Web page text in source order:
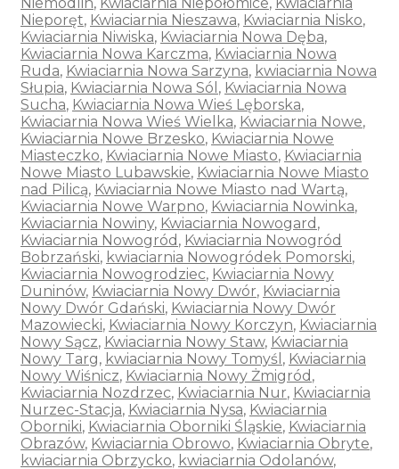
Nieporęt, Kwiaciarnia Nieszawa, Kwiaciarnia Nisko,
Kwiaciarnia Niwiska, Kwiaciarnia Nowa Dęba,
Kwiaciarnia Nowa Karczma, Kwiaciarnia Nowa
Ruda, Kwiaciarnia Nowa Sarzyna, kwiaciarnia Nowa
Słupia, Kwiaciarnia Nowa Sól , Kwiaciarnia Nowa
Sucha, Kwiaciarnia Nowa Wieś Lęborska,
Kwiaciarnia Nowa Wieś Wielka, Kwiaciarnia Nowe,
Kwiaciarnia Nowe Brzesko, Kwiaciarnia Nowe
Miasteczko, Kwiaciarnia Nowe Miasto, Kwiaciarnia
Nowe Miasto Lubawskie, Kwiaciarnia Nowe Miasto
nad Pilicą, Kwiaciarnia Nowe Miasto nad Wartą,
Kwiaciarnia Nowe Warpno, Kwiaciarnia Nowinka,
Kwiaciarnia Nowiny, Kwiaciarnia Nowogard ,
Kwiaciarnia Nowogród , Kwiaciarnia Nowogród
Bobrzański, kwiaciarnia Nowogródek Pomorski,
Kwiaciarnia Nowogrodziec, Kwiaciarnia Nowy
Duninów, Kwiaciarnia Nowy Dwór, Kwiaciarnia
Nowy Dwór Gdański, Kwiaciarnia Nowy Dwór
Mazowiecki, Kwiaciarnia Nowy Korczyn, Kwiaciarnia
Nowy Sącz, Kwiaciarnia Nowy Staw, Kwiaciarnia
Nowy Targ, kwiaciarnia Nowy Tomyśl , Kwiaciarnia
Nowy Wiśnicz, Kwiaciarnia Nowy Żmigród ,
Kwiaciarnia Nozdrzec, Kwiaciarnia Nur, Kwiaciarnia
Nurzec-Stacja, Kwiaciarnia Nysa, Kwiaciarnia
Oborniki, Kwiaciarnia Oborniki Śląskie, Kwiaciarnia
Obrazów, Kwiaciarnia Obrowo, Kwiaciarnia Obryte,
kwiaciarnia Obrzycko, kwiaciarnia Odolanów,